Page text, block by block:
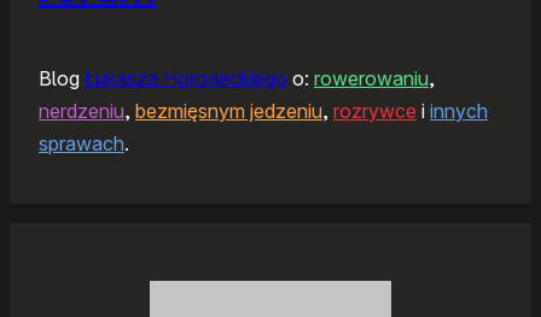
Blog Łukasza Horodeckiego o: rowerowaniu,
nerdzeniu, bezmięsnym jedzeniu, rozrywce i innych
sprawach.